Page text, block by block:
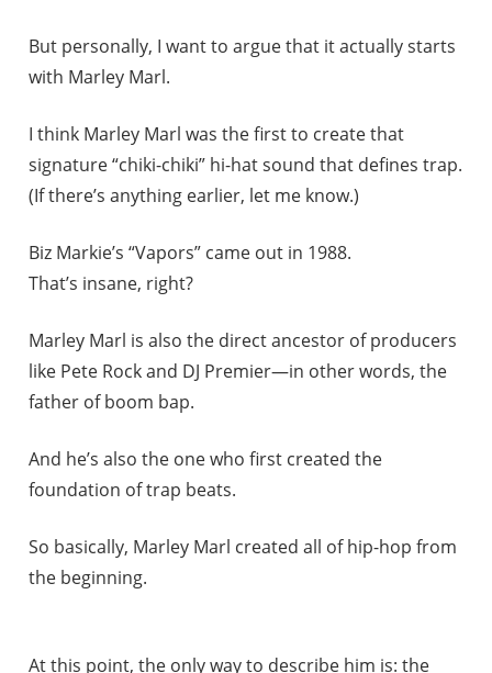
But personally, I want to argue that it actually starts
with Marley Marl.
I think Marley Marl was the first to create that
signature “chiki-chiki” hi-hat sound that defines trap.
(If there’s anything earlier, let me know.)
Biz Markie’s “Vapors” came out in 1988.
That’s insane, right?
Marley Marl is also the direct ancestor of producers
like Pete Rock and DJ Premier—in other words, the
father of boom bap.
And he’s also the one who first created the
foundation of trap beats.
So basically, Marley Marl created all of hip-hop from
the beginning.
At this point, the only way to describe him is: the